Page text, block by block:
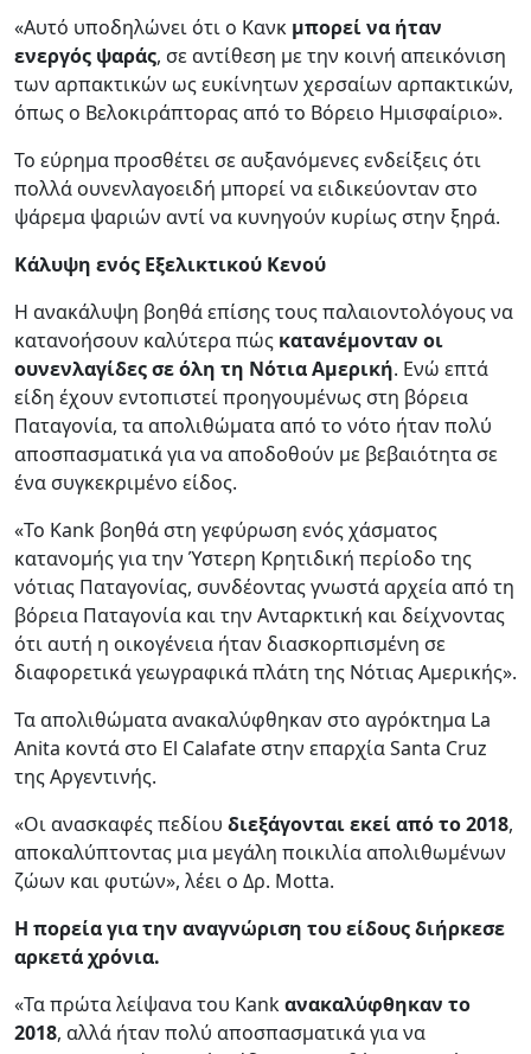
«Αυτό υποδηλώνει ότι ο Κανκ μπορεί να ήταν
ενεργός ψαράς, σε αντίθεση με την κοινή απεικόνιση
των αρπακτικών ως ευκίνητων χερσαίων αρπακτικών,
όπως ο Βελοκιράπτορας από το Βόρειο Ημισφαίριο».
Το εύρημα προσθέτει σε αυξανόμενες ενδείξεις ότι
πολλά ουνενλαγοειδή μπορεί να ειδικεύονταν στο
ψάρεμα ψαριών αντί να κυνηγούν κυρίως στην ξηρά.
Κάλυψη ενός Εξελικτικού Κενού
Η ανακάλυψη βοηθά επίσης τους παλαιοντολόγους να
κατανοήσουν καλύτερα πώς κατανέμονταν οι
ουνενλαγίδες σε όλη τη Νότια Αμερική. Ενώ επτά
είδη έχουν εντοπιστεί προηγουμένως στη βόρεια
Παταγονία, τα απολιθώματα από το νότο ήταν πολύ
αποσπασματικά για να αποδοθούν με βεβαιότητα σε
ένα συγκεκριμένο είδος.
«Το Kank βοηθά στη γεφύρωση ενός χάσματος
κατανομής για την Ύστερη Κρητιδική περίοδο της
νότιας Παταγονίας, συνδέοντας γνωστά αρχεία από τη
βόρεια Παταγονία και την Ανταρκτική και δείχνοντας
ότι αυτή η οικογένεια ήταν διασκορπισμένη σε
διαφορετικά γεωγραφικά πλάτη της Νότιας Αμερικής».
Τα απολιθώματα ανακαλύφθηκαν στο αγρόκτημα La
Anita κοντά στο El Calafate στην επαρχία Santa Cruz
της Αργεντινής.
«Οι ανασκαφές πεδίου διεξάγονται εκεί από το 2018,
αποκαλύπτοντας μια μεγάλη ποικιλία απολιθωμένων
ζώων και φυτών», λέει ο Δρ. Motta.
Η πορεία για την αναγνώριση του είδους διήρκεσε
αρκετά χρόνια.
«Τα πρώτα λείψανα του Kankανακαλύφθηκαν το
2018, αλλά ήταν πολύ αποσπασματικά για να